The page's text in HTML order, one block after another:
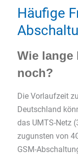
Häufige
Wie lange
noch?
Die Vorlaufzeit
Deutschland
das UMTS-Netz
zugunsten von
GSM-